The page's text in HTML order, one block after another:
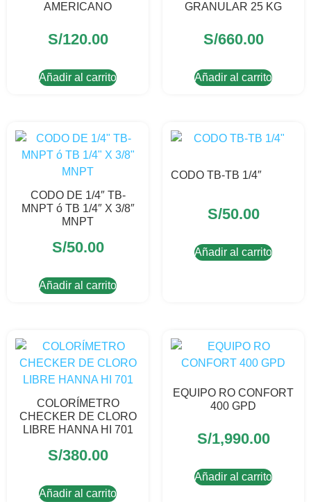
AMERICANO
S/120.00
Añadir al carrito
GRANULAR 25 KG
S/660.00
Añadir al carrito
CODO DE 1/4″ TB-
MNPT ó TB 1/4″ X 3/8″
MNPT
S/50.00
Añadir al carrito
CODO TB-TB 1/4″
S/50.00
Añadir al carrito
COLORÍMETRO
CHECKER DE CLORO
LIBRE HANNA HI 701
S/380.00
Añadir al carrito
EQUIPO RO CONFORT
400 GPD
S/1,990.00
Añadir al carrito